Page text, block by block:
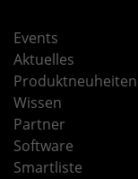
Events
Aktuelles
Produktneuheiten
Wissen
Partner
Software
Smartliste